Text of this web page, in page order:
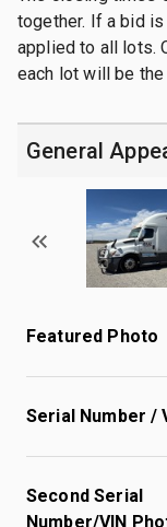
together. If a bid
applied to all lots.
each lot will be the
General
Featured Photo
Serial Number /
Second Serial
Number/VIN